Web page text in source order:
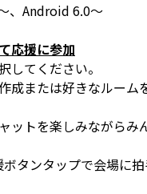
、Android 6.0～
応援に参加
してください。
成または好きなルーム
ットを楽しみながらみ
タンタップで会場に